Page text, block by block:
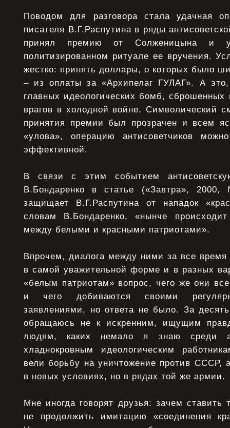
Поводом для разговора стала удачная
писателя В.Г.Распутина в ряды
принял премию от Солженицына и
политизированном ритуале ее вручения.
жестко: принять доллары, о которых было
– из оплаты за «Архипелаг ГУЛАГ». А
главных идеологических бомб,
врагов в холодной войне. Символический
принятия премии был прозрачен и всем
«улова», операцию антисоветчиков
эффективной.
В связи с этим событием
В.Бондаренко в статье («Завтра»,
защищает В.Г.Распутина от нападок
словам В.Бондаренко, «нынче
между белыми и красными патриотами».
Впрочем, диалога между ними за все
в самой уважительной форме и в разных
«белым патриотам» вопрос, чего же они
и чего добиваются своими
заявлениями, но ответа не было. За
обращаюсь не к искренним, ищущим
людям, каких немало я знаю среди
хладнокровным идеологическим
вели борьбу на уничтожение против СССР,
в новых условиях, но в рядах той же армии.
Мне иногда говорят друзья: зачем
не продолжить имитацию «соединения